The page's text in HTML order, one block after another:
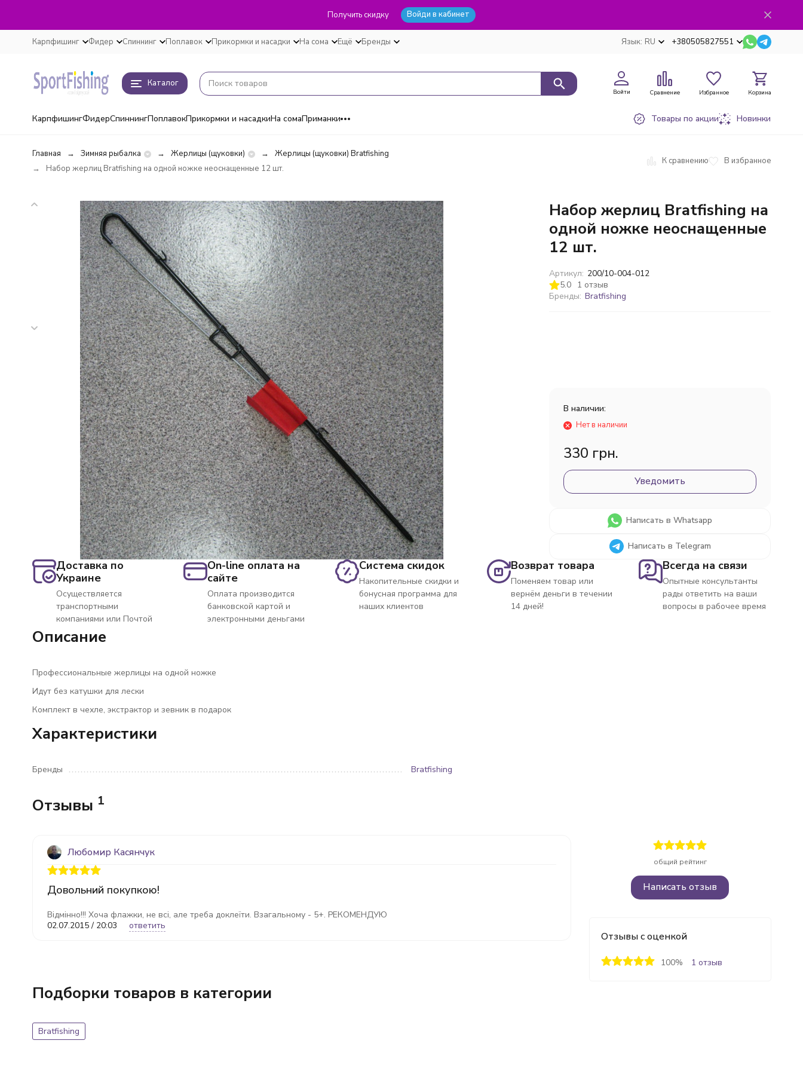
Получить скидку Войди в кабинет
Карпфишинг Фидер Спиннинг Поплавок Прикормки и насадки На сома Ещё Бренды Язык: RU +380505827551
Каталог
Войти Сравнение Избранное Корзина
КарпфишингФидерСпиннингПоплавокПрикормки и насадкиНа сомаПриманки Товары по акции Новинки
Главная Зимняя рыбалка Жерлицы (щуковки)
Жерлицы (щуковки) Bratfishing
Набор жерлиц Bratfishing на одной ножке неоснащенные 12 шт.
К сравнению В избранное
Набор жерлиц Bratfishing на
одной ножке неоснащенные
12 шт.
5.0 1 отзыв
Бренды: Bratfishing
Артикул: 200/10-004-012
В наличии:
Нет в наличии
330 грн.
Уведомить
Написать в Whatsapp
Написать в Telegram
Доставка по
Украине
Осуществляется
транспортными
компаниями или Почтой
On-line оплата на
сайте
Оплата производится
банковской картой и
электронными деньгами
Система скидок
Накопительные скидки и
бонусная программа для
наших клиентов
Возврат товара
Поменяем товар или
вернём деньги в течении
14 дней!
Всегда на связи
Опытные консультанты
рады ответить на ваши
вопросы в рабочее время
Описание
Профессиональные жерлицы на одной ножке
Идут без катушки для лески
Комплект в чехле, экстрактор и зевник в подарок
Характеристики
Бренды Bratfishing
Отзывы 1
Любомир Касянчук
Довольний покупкою!
Відмінно!!! Хоча флажки, не всі, але треба доклеїти. Взагальному - 5+. РЕКОМЕНДУЮ
02.07.2015 / 20:03
ответить
общий рейтинг
Написать отзыв
Отзывы с оценкой
100% 1 отзыв
Подборки товаров в категории
Bratfishing